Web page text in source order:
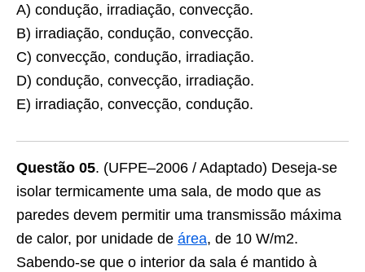
A) condução, irradiação, convecção.
B) irradiação, condução, convecção.
C) convecção, condução, irradiação.
D) condução, convecção, irradiação.
E) irradiação, convecção, condução.
Questão 05. (UFPE–2006 / Adaptado) Deseja-se
isolar termicamente uma sala, de modo que as
paredes devem permitir uma transmissão máxima
de calor, por unidade de área, de 10 W/m2.
Sabendo-se que o interior da sala é mantido à